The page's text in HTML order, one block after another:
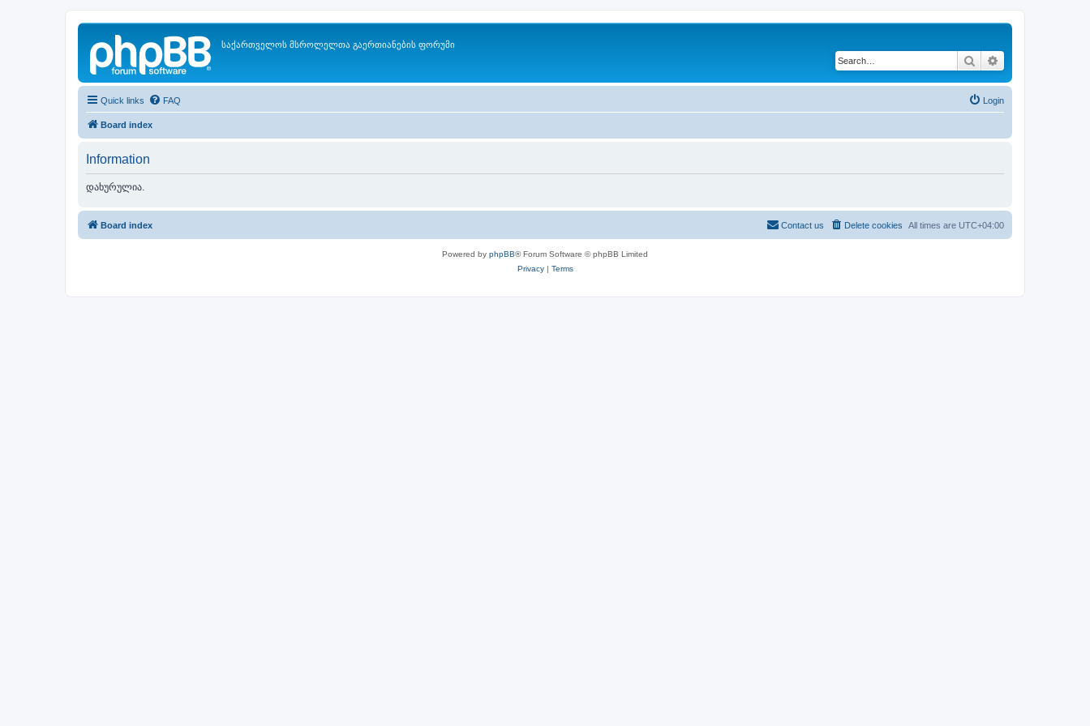
საქართველოს მსროლელთა გაერთიანების ფორუმი
Search
Quick links FAQ Login
Board index
Information
დახურულია.
Board index All times are UTC+04:00
Delete cookies
Contact us
Powered by phpBB® Forum Software © phpBB Limited
Privacy| Terms